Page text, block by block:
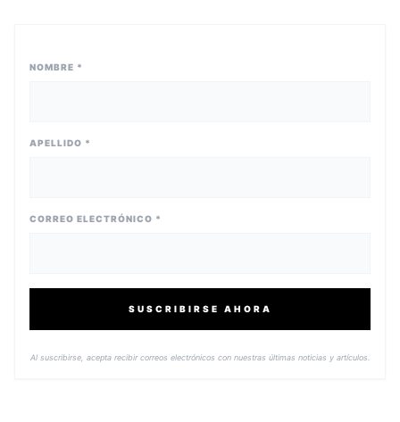
NOMBRE *
APELLIDO *
CORREO ELECTRÓNICO *
SUSCRIBIRSE AHORA
Al suscribirse, acepta recibir correos electrónicos con nuestras últimas noticias y artículos.